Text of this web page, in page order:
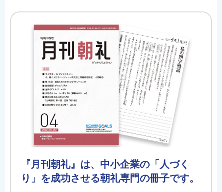
『月刊朝礼』は、中小企業の「人づく
り」を成功させる朝礼専門の冊子です。